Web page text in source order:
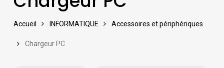
Accueil INFORMATIQUE Accessoires et périphériques
Chargeur PC